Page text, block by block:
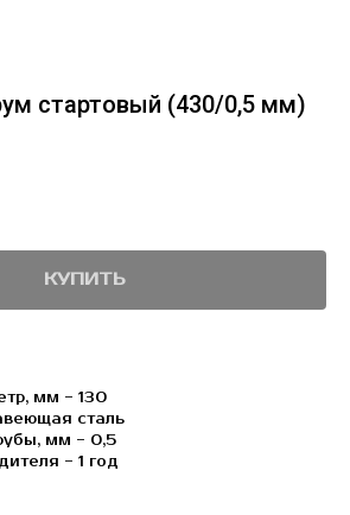
стартовый (430/0,5 мм)
КУПИТЬ
мм - 130
сталь
мм - 0,5
- 1 год